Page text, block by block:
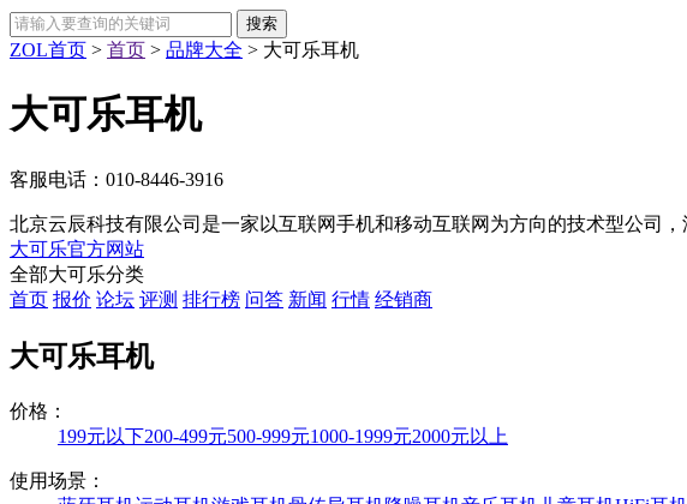
ZOL首页 > 首页 > 品牌大全 > 大可乐耳机
大可乐耳机
客服电话： 010-8446-3916
北京云辰科技有限公司是一家以互联网手机和移动互联网为方向的技术型公司
大可乐官方网站
全部大可乐分类
首页 报价 论坛 评测 排行榜 问答 新闻 行情 经销商
大可乐耳机
价格：
199元以下200-499元500-999元1000-1999元2000元以上
使用场景：